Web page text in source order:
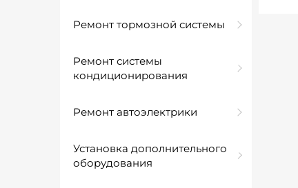
Ремонт тормозной системы
Ремонт системы
кондиционирования
Ремонт автоэлектрики
Установка дополнительного
оборудования